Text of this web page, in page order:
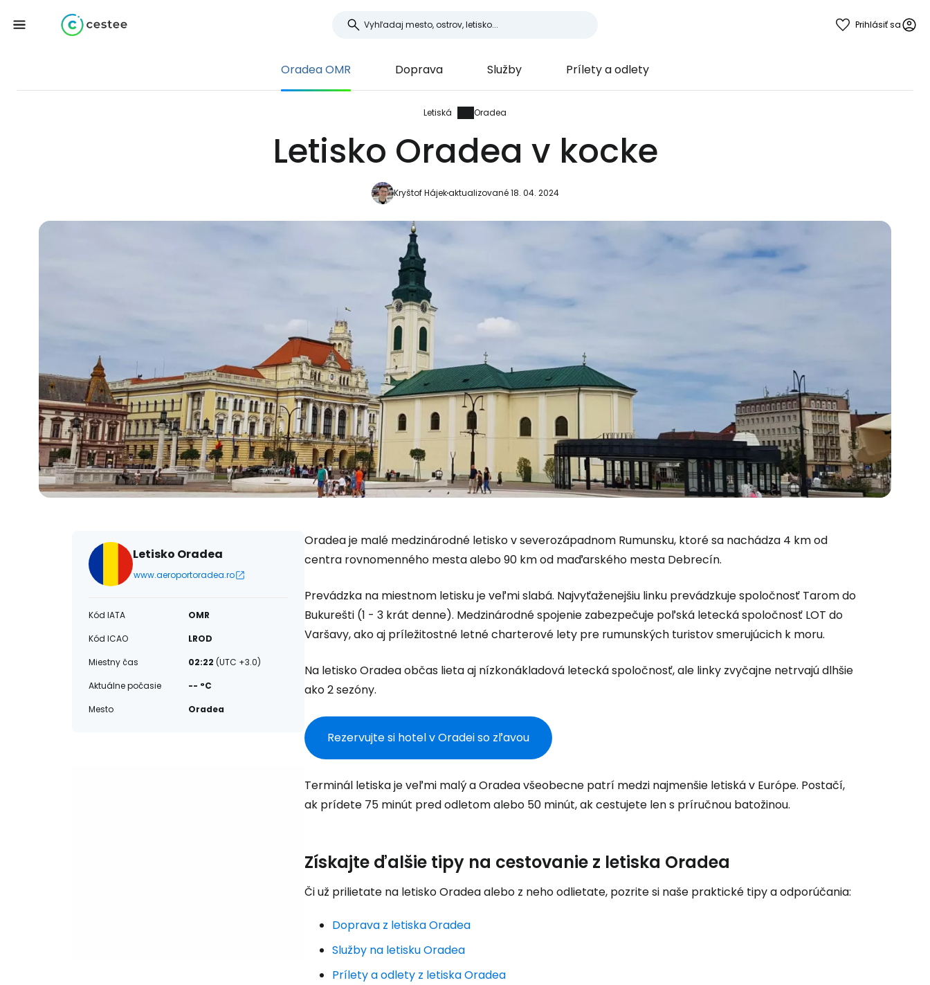
Prihlásiť sa
Oradea OMR Doprava Služby Prílety a odlety
Letiská Oradea
Letisko Oradea v kocke
Kryštof Hájekaktualizované 18. 04. 2024
Letisko Oradea
www.aeroportoradea.ro
Kód IATA
OMR
Kód ICAO
LROD
Miestny čas
02:22 (UTC +3.0)
Aktuálne počasie
-- °C
Mesto
Oradea
Oradea je malé medzinárodné letisko v severozápadnom Rumunsku, ktoré sa nachádza 4 km od
centra rovnomenného mesta alebo 90 km od maďarského mesta Debrecín.
Prevádzka na miestnom letisku je veľmi slabá. Najvyťaženejšiu linku prevádzkuje spoločnosť Tarom do
Bukurešti (1 - 3 krát denne). Medzinárodné spojenie zabezpečuje poľská letecká spoločnosť LOT do
Varšavy, ako aj príležitostné letné charterové lety pre rumunských turistov smerujúcich k moru.
Na letisko Oradea občas lieta aj nízkonákladová letecká spoločnosť, ale linky zvyčajne netrvajú dlhšie
ako 2 sezóny.
Rezervujte si hotel v Oradei so zľavou
Terminál letiska je veľmi malý a Oradea všeobecne patrí medzi najmenšie letiská v Európe. Postačí,
ak prídete 75 minút pred odletom alebo 50 minút, ak cestujete len s príručnou batožinou.
Získajte ďalšie tipy na cestovanie z letiska Oradea
Či už prilietate na letisko Oradea alebo z neho odlietate, pozrite si naše praktické tipy a odporúčania:
Doprava z letiska Oradea
Služby na letisku Oradea
Prílety a odlety z letiska Oradea
Prihláste sa do služby
Cestee
... celosvetovej komunity cestovateľov